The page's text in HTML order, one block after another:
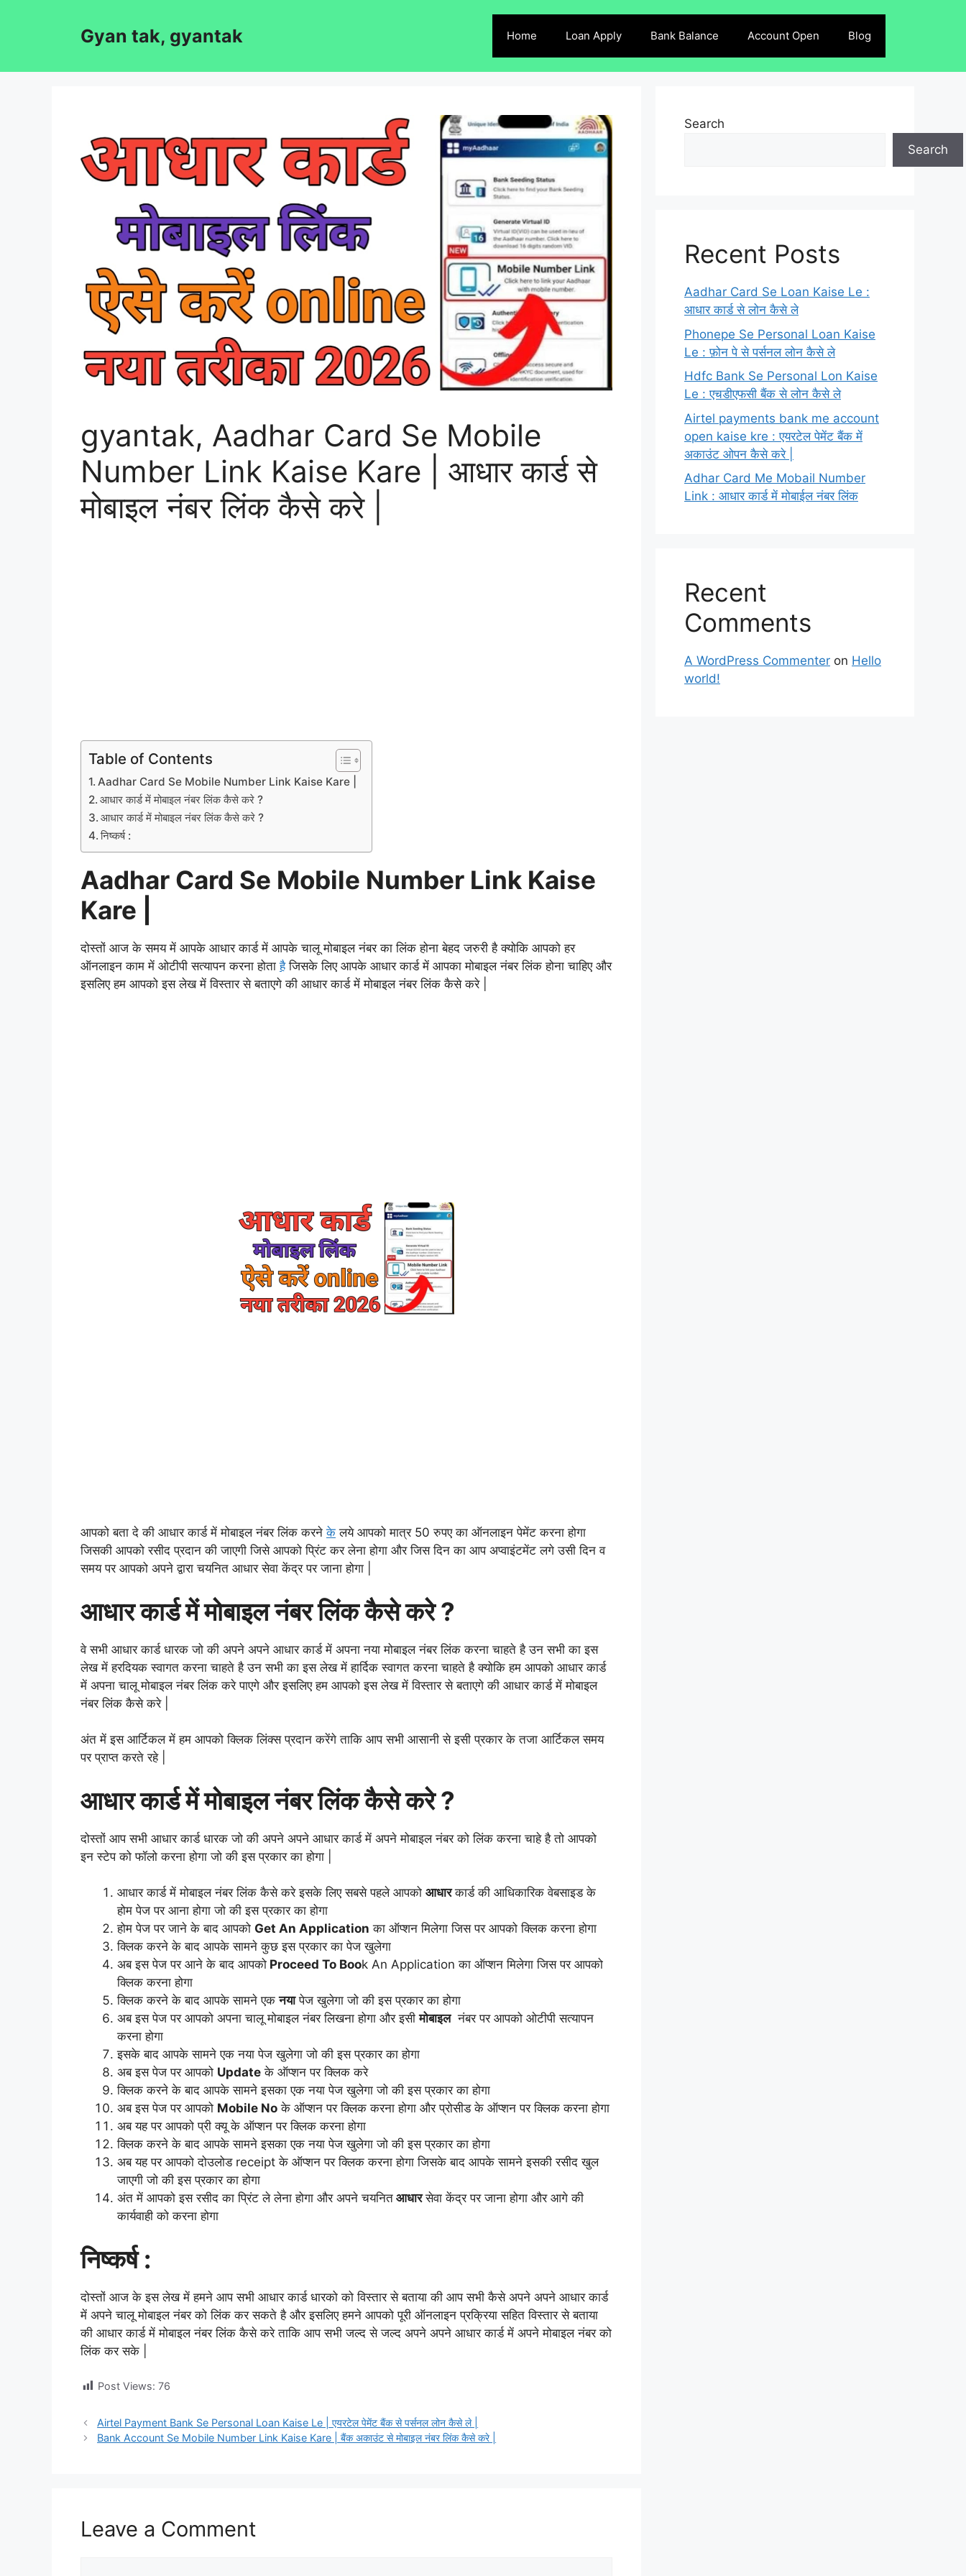
Gyan tak, gyantak Home Loan Apply Bank Balance Account Open Blog
gyantak, Aadhar Card Se Mobile
Number Link Kaise Kare | आधार कार्ड से
मोबाइल नंबर लिंक कैसे करे |
Table of Contents
Aadhar Card Se Mobile Number Link Kaise Kare |
आधार कार्ड में मोबाइल नंबर लिंक कैसे करे ?
आधार कार्ड में मोबाइल नंबर लिंक कैसे करे ?
निष्कर्ष :
Aadhar Card Se Mobile Number Link Kaise
Kare |
दोस्तों आज के समय में आपके आधार कार्ड में आपके चालू मोबाइल नंबर का लिंक होना बेहद जरुरी है क्योकि आपको हर
ऑनलाइन काम में ओटीपी सत्यापन करना होताहैजिसके लिए आपके आधार कार्ड में आपका मोबाइल नंबर लिंक होना चाहिए और
इसलिए हम आपको इस लेख में विस्तार से बताएगे की आधार कार्ड में मोबाइल नंबर लिंक कैसे करे |
आपको बता दे की आधार कार्ड में मोबाइल नंबर लिंक करनेके लये आपको मात्र 50 रुपए का ऑनलाइन पेमेंट करना होगा
जिसकी आपको रसीद प्रदान की जाएगी जिसे आपको प्रिंट कर लेना होगा और जिस दिन का आप अप्वाइंटमेंट लगे उसी दिन व
समय पर आपको अपने द्वारा चयनित आधार सेवा केंद्र पर जाना होगा |
आधार कार्ड में मोबाइल नंबर लिंक कैसे करे ?
वे सभी आधार कार्ड धारक जो की अपने अपने आधार कार्ड में अपना नया मोबाइल नंबर लिंक करना चाहते है उन सभी का इस
लेख में हरदियक स्वागत करना चाहते है उन सभी का इस लेख में हार्दिक स्वागत करना चाहते है क्योकि हम आपको आधार कार्ड
में अपना चालू मोबाइल नंबर लिंक करे पाएगे और इसलिए हम आपको इस लेख में विस्तार से बताएगे की आधार कार्ड में मोबाइल
नंबर लिंक कैसे करे |
अंत में इस आर्टिकल में हम आपको क्लिक लिंक्स प्रदान करेंगे ताकि आप सभी आसानी से इसी प्रकार के तजा आर्टिकल समय
पर प्राप्त करते रहे |
आधार कार्ड में मोबाइल नंबर लिंक कैसे करे ?
दोस्तों आप सभी आधार कार्ड धारक जो की अपने अपने आधार कार्ड में अपने मोबाइल नंबर को लिंक करना चाहे है तो आपको
इन स्टेप को फॉलो करना होगा जो की इस प्रकार का होगा |
आधार कार्ड में मोबाइल नंबर लिंक कैसे करे इसके लिए सबसे पहले आपको आधारकार्ड की आधिकारिक वेबसाइड के
होम पेज पर आना होगा जो की इस प्रकार का होगा
होम पेज पर जाने के बाद आपको Get An Application का ऑप्शन मिलेगा जिस पर आपको क्लिक करना होगा
क्लिक करने के बाद आपके सामने कुछ इस प्रकार का पेज खुलेगा
अब इस पेज पर आने के बाद आपको Proceed To Book An Application का ऑप्शन मिलेगा जिस पर आपको
क्लिक करना होगा
क्लिक करने के बाद आपके सामने एकनयापेज खुलेगा जो की इस प्रकार का होगा
अब इस पेज पर आपको अपना चालू मोबाइल नंबर लिखना होगा और इसीमोबाइलनंबर पर आपको ओटीपी सत्यापन
करना होगा
इसके बाद आपके सामने एक नया पेज खुलेगा जो की इस प्रकार का होगा
अब इस पेज पर आपको Update के ऑप्शन पर क्लिक करे
क्लिक करने के बाद आपके सामने इसका एक नया पेज खुलेगा जो की इस प्रकार का होगा
अब इस पेज पर आपको Mobile No के ऑप्शन पर क्लिक करना होगा और प्रोसीड के ऑप्शन पर क्लिक करना होगा
अब यह पर आपको प्री क्यू के ऑप्शन पर क्लिक करना होगा
क्लिक करने के बाद आपके सामने इसका एक नया पेज खुलेगा जो की इस प्रकार का होगा
अब यह पर आपको दोउलोड receipt के ऑप्शन पर क्लिक करना होगा जिसके बाद आपके सामने इसकी रसीद खुल
जाएगी जो की इस प्रकार का होगा
अंत में आपको इस रसीद का प्रिंट ले लेना होगा और अपने चयनित आधारसेवा केंद्र पर जाना होगा और आगे की
कार्यवाही को करना होगा
निष्कर्ष :
दोस्तों आज के इस लेख में हमने आप सभी आधार कार्ड धारको को विस्तार से बताया की आप सभी कैसे अपने अपने आधार कार्ड
में अपने चालू मोबाइल नंबर को लिंक कर सकते है और इसलिए हमने आपको पूरी ऑनलाइन प्रक्रिया सहित विस्तार से बताया
की आधार कार्ड में मोबाइल नंबर लिंक कैसे करे ताकि आप सभी जल्द से जल्द अपने अपने आधार कार्ड में अपने मोबाइल नंबर को
लिंक कर सके |
Post Views: 76
Airtel Payment Bank Se Personal Loan Kaise Le | एयरटेल पेमेंट बैंक से पर्सनल लोन कैसे ले |
Bank Account Se Mobile Number Link Kaise Kare | बैंक अकाउंट से मोबाइल नंबर लिंक कैसे करे |
Leave a Comment
Search
Search
Recent Posts
Aadhar Card Se Loan Kaise Le :
आधार कार्ड से लोन कैसे ले
Phonepe Se Personal Loan Kaise
Le : फ़ोन पे से पर्सनल लोन कैसे ले
Hdfc Bank Se Personal Lon Kaise
Le : एचडीएफसी बैंक से लोन कैसे ले
Airtel payments bank me account
open kaise kre : एयरटेल पेमेंट बैंक में
अकाउंट ओपन कैसे करे |
Adhar Card Me Mobail Number
Link : आधार कार्ड में मोबाईल नंबर लिंक
Recent
Comments
A WordPress Commenter on Hello
world!